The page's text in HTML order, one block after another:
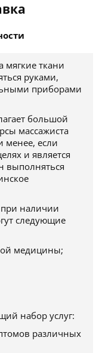
мягкие ткани
руками,
приборами
большой
массажиста
менее, если
и является
выполняться
наличии
следующие
медицины;
набор услуг:
различных